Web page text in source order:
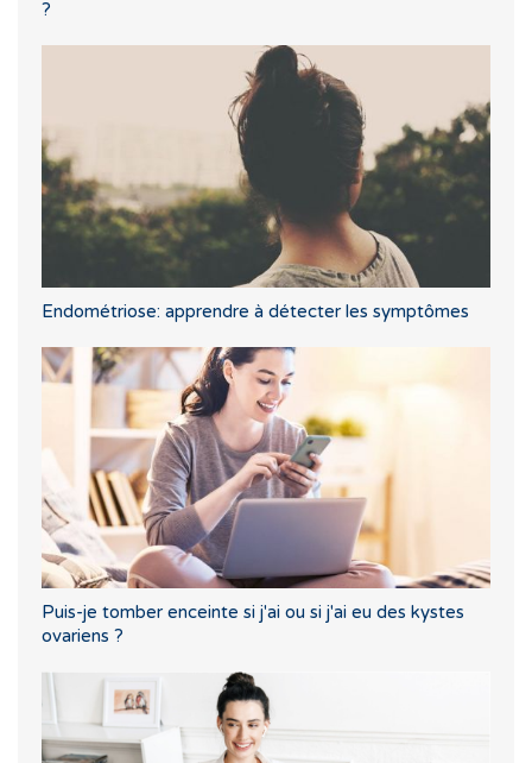
?
Endométriose: apprendre à détecter les symptômes
Puis-je tomber enceinte si j'ai ou si j'ai eu des kystes
ovariens ?